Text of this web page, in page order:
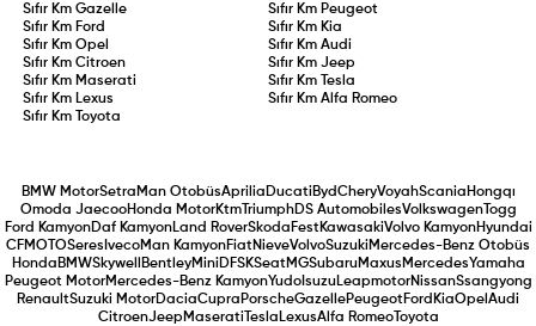
Sıfır KmGazelle Sıfır Km Peugeot
Sıfır Km Ford Sıfır Km Kia
Sıfır KmOpel Sıfır Km Audi
Sıfır KmCitroen Sıfır Km Jeep
Sıfır Km Maserati Sıfır Km
Tesla
Sıfır Km Lexus Sıfır Km Alfa Romeo
Sıfır Km
Toyota
BMW MotorSetra Man OtobüsAprilia Ducati BydCheryVoyahScania Hongqı
Omoda JaecooHonda MotorKtmTriumphDS AutomobilesVolkswagenTogg
Ford KamyonDaf KamyonLand RoverSkoda FestKawasakiVolvo KamyonHyundai
CFMOTOSeres IvecoMan KamyonFiatNieveVolvoSuzuki Mercedes-Benz Otobüs
Honda BMWSkywell BentleyMini DFSKSeatMGSubaruMaxus MercedesYamaha
Peugeot MotorMercedes-Benz KamyonYudoIsuzuLeapmotorNissanSsangyong
RenaultSuzuki MotorDaciaCupra PorscheGazellePeugeotFord KiaOpel Audi
CitroenJeep Maserati Tesla LexusAlfa RomeoToyota